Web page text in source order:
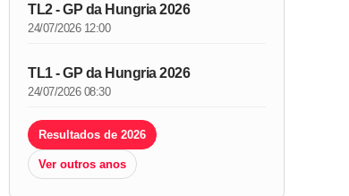
TL2 - GP da Hungria 2026
24/07/2026 12:00
TL1 - GP da Hungria 2026
24/07/2026 08:30
Resultados de 2026
Ver outros anos